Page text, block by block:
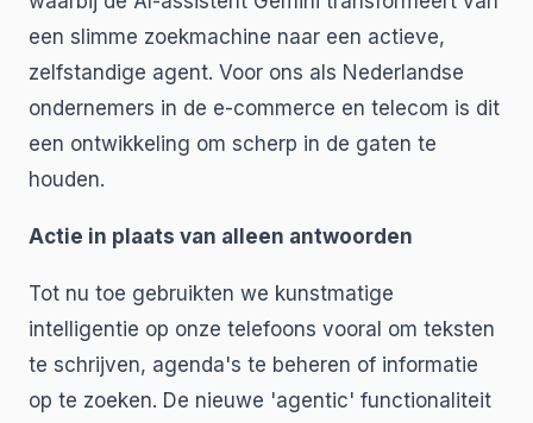
een slimme zoekmachine naar een actieve,
zelfstandige agent. Voor ons als Nederlandse
ondernemers in de e-commerce en telecom is dit
een ontwikkeling om scherp in de gaten te
houden.
Actie in plaats van alleen antwoorden
Tot nu toe gebruikten we kunstmatige
intelligentie op onze telefoons vooral om teksten
te schrijven, agenda's te beheren of informatie
op te zoeken. De nieuwe 'agentic' functionaliteit